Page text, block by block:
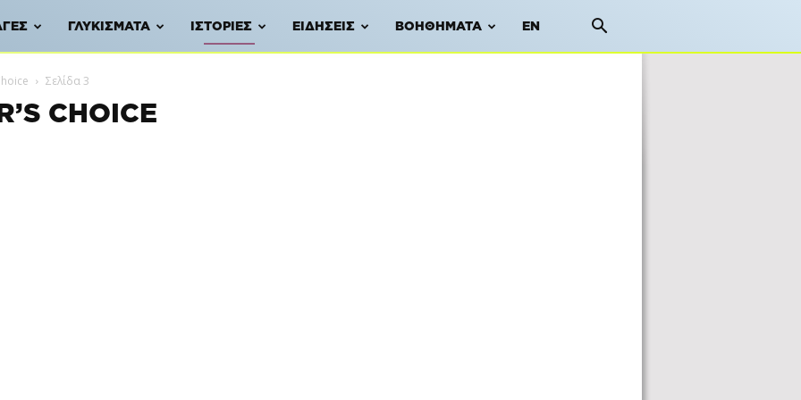
ΓΛΥΚΊΣΜΑΤΑ ΙΣΤΟΡΊΕΣ ΕΙΔΉΣΕΙΣ ΒΟΗΘΉΜΑΤΑ EN
Σελίδα 3
CHOICE